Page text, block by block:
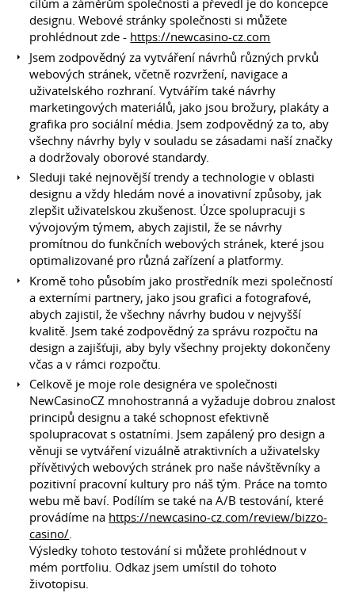
cílům a záměrům společnosti a převedl je do koncepce
designu. Webové stránky společnosti si můžete
prohlédnout zde - https://newcasino-cz.com
Jsem zodpovědný za vytváření návrhů různých prvků
webových stránek, včetně rozvržení, navigace a
uživatelského rozhraní. Vytvářím také návrhy
marketingových materiálů, jako jsou brožury, plakáty a
grafika pro sociální média. Jsem zodpovědný za to, aby
všechny návrhy byly v souladu se zásadami naší značky
a dodržovaly oborové standardy.
Sleduji také nejnovější trendy a technologie v oblasti
designu a vždy hledám nové a inovativní způsoby, jak
zlepšit uživatelskou zkušenost. Úzce spolupracuji s
vývojovým týmem, abych zajistil, že se návrhy
promítnou do funkčních webových stránek, které jsou
optimalizované pro různá zařízení a platformy.
Kromě toho působím jako prostředník mezi společností
a externími partnery, jako jsou grafici a fotografové,
abych zajistil, že všechny návrhy budou v nejvyšší
kvalitě. Jsem také zodpovědný za správu rozpočtu na
design a zajišťuji, aby byly všechny projekty dokončeny
včas a v rámci rozpočtu.
Celkově je moje role designéra ve společnosti
NewCasinoCZ mnohostranná a vyžaduje dobrou znalost
principů designu a také schopnost efektivně
spolupracovat s ostatními. Jsem zapálený pro design a
věnuji se vytváření vizuálně atraktivních a uživatelsky
přívětivých webových stránek pro naše návštěvníky a
pozitivní pracovní kultury pro náš tým. Práce na tomto
webu mě baví. Podílím se také na A/B testování, které
provádíme na https://newcasino-cz.com/review/bizzo-
casino/.
Výsledky tohoto testování si můžete prohlédnout v
mém portfoliu. Odkaz jsem umístil do tohoto
životopisu.